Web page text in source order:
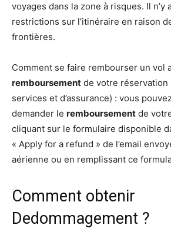
voyages dans la zone à risques. Il n’y
restrictions sur l’itinéraire en raison
frontières.
Comment se faire rembourser un vol
remboursement de votre réservation
services et d’assurance) : vous
demander le remboursement de
cliquant sur le formulaire disponible
« Apply for a refund » de l’email
aérienne ou en remplissant ce
Comment obtenir
Dedommagement ?